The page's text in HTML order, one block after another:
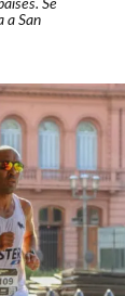
Se
a San